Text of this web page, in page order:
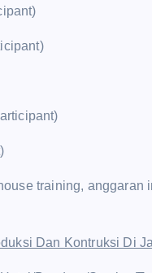
training, anggaran
Dan Kontruksi Di